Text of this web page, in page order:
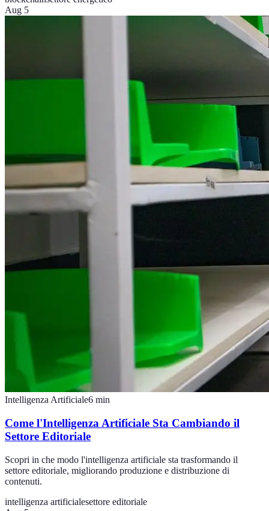
Aug 5
Intelligenza Artificiale6 min
Come l'Intelligenza Artificiale Sta Cambiando il
Settore Editoriale
Scopri in che modo l'intelligenza artificiale sta trasformando il
settore editoriale, migliorando produzione e distribuzione di
contenuti.
intelligenza artificialesettore editoriale